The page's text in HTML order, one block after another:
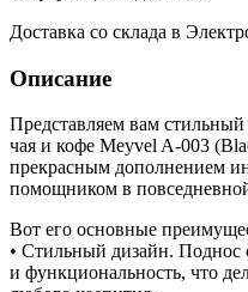
Доставка со склада в
Описание
Представляем вам
чая и кофе Meyvel A-003
прекрасным дополнением
помощником в
Вот его основные
• Стильный дизайн. Поднос
и функциональность, что